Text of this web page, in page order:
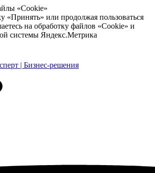
«Cookie»
«Принять» или продолжая пользоваться
на обработку файлов «Cookie» и
системы Яндекс.Метрика
| Бизнес-решения